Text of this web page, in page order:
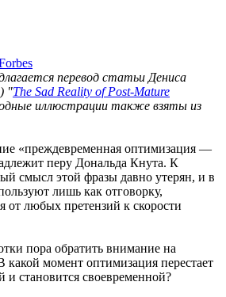
перевод статьи Дениса
"The Sad Reality of Post-Mature
иллюстрации также взяты из
«преждевременная оптимизация —
перу Дональда Кнута. К
смысл этой фразы давно утерян, и в
лишь как отговорку,
от любых претензий к скорости
пора обратить внимание на
какой момент оптимизация перестает
становится своевременной?